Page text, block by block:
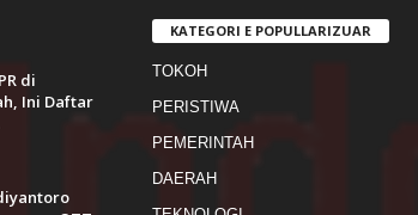
di
Ini Daftar
KATEGORI E POPULLARIZUAR
TOKOH
PERISTIWA
PEMERINTAH
DAERAH